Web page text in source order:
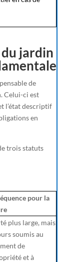
jardin
de
Celui-ci est
l’état descriptif
en
trois statuts
pour la
plus large, mais
soumis au
de
et à